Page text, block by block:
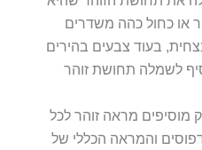
או כחול כהה משדרים
בעוד צבעים בהירים
לשמלה תחושת זוהר
מוסיפים מראה זוהר לכל
והמראה הכללי של